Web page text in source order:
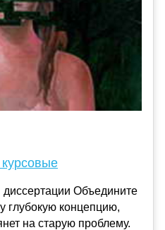
Объедините
глубокую концепцию,
на старую проблему.